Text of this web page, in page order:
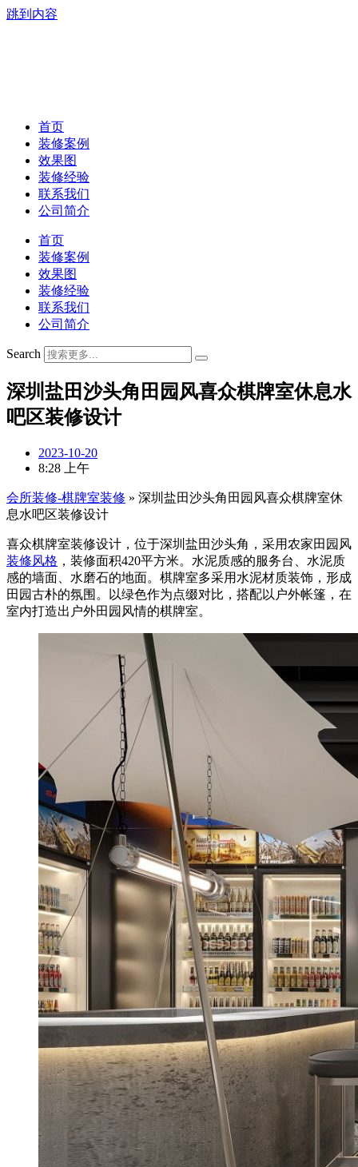
跳到内容
首页
装修案例
效果图
装修经验
联系我们
公司简介
首页
装修案例
效果图
装修经验
联系我们
公司简介
Search
深圳盐田沙头角田园风喜众棋牌室休息水
吧区装修设计
2023-10-20
8:28 上午
会所装修-棋牌室装修 » 深圳盐田沙头角田园风喜众棋牌室休
息水吧区装修设计
喜众棋牌室装修设计，位于深圳盐田沙头角，采用农家田园风
装修风格 ，装修面积420平方米。水泥质感的服务台、水泥质
感的墙面、水磨石的地面。棋牌室多采用水泥材质装饰，形成
田园古朴的氛围。以绿色作为点缀对比，搭配以户外帐篷，在
室内打造出户外田园风情的棋牌室。